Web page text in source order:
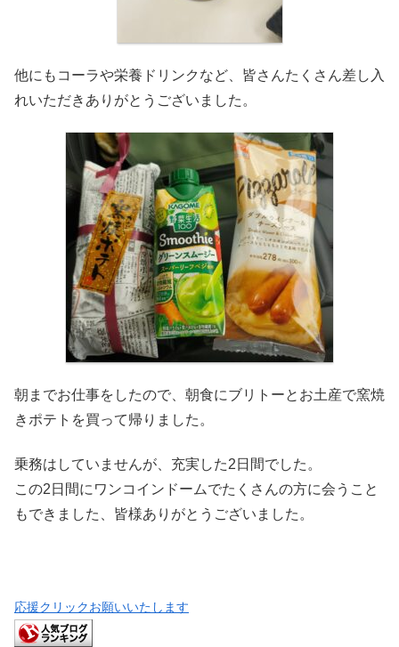
他にもコーラや栄養ドリンクなど、皆さんたくさん差し入
れいただきありがとうございました。
朝までお仕事をしたので、朝食にブリトーとお土産で窯焼
きポテトを買って帰りました。
乗務はしていませんが、充実した2日間でした。
この2日間にワンコインドームでたくさんの方に会うこと
もできました、皆様ありがとうございました。
応援クリックお願いいたします